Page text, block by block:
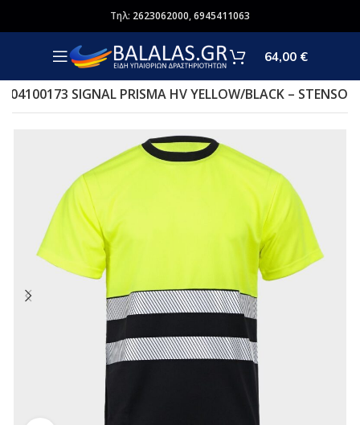
Τηλ: 2623062000,6945411063
64,00 €
04100173 SIGNAL PRISMA HV YELLOW/BLACK – STENSO